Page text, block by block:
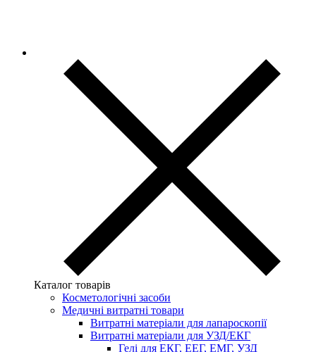
Каталог товарів
Косметологічні засоби
Медичні витратні товари
Витратні матеріали для лапароскопії
Витратні матеріали для УЗД/ЕКГ
Гелі для ЕКГ, ЕЕГ, ЕМГ, УЗД